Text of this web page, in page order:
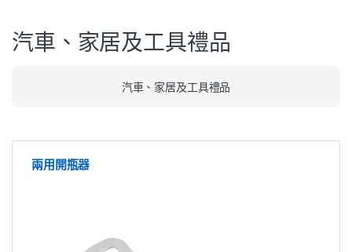
汽車、家居及工具禮品
汽車、家居及工具禮品
兩用開瓶器